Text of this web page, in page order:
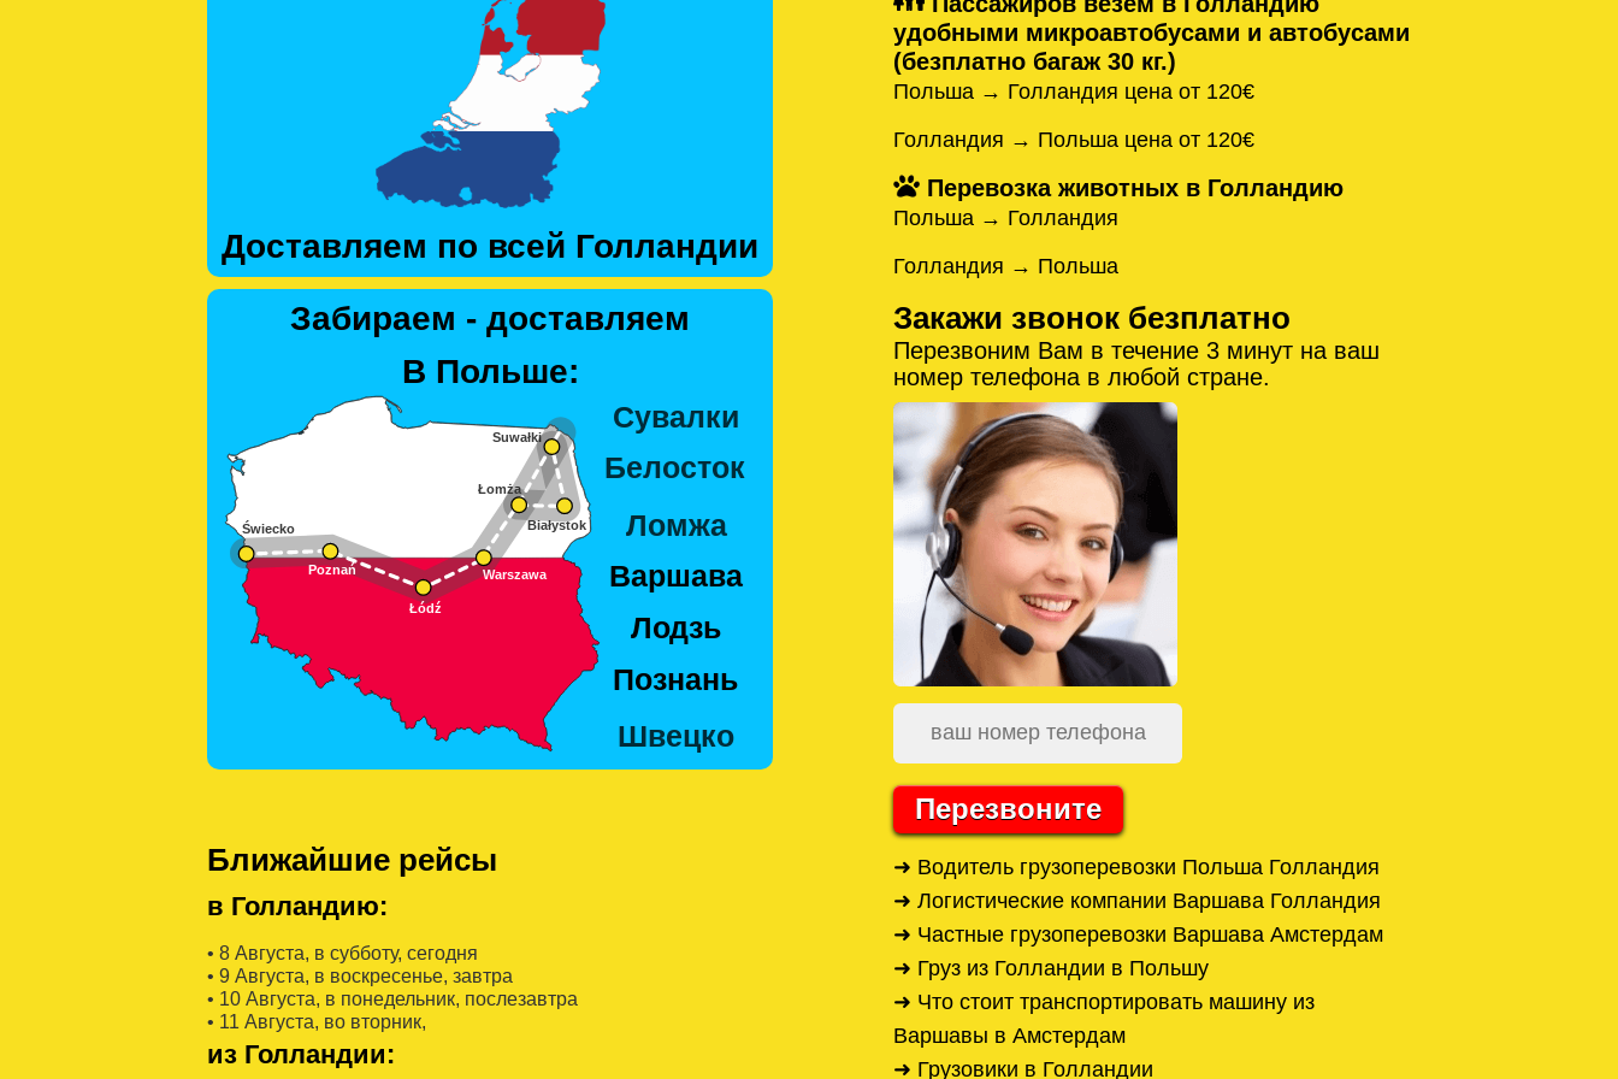
Доставляем по всей Голландии
Забираем - доставляем
В Польше:
Ближайшие рейсы
в Голландию:
• 8 Августa, в субботу, сегодня
• 9 Августa, в воскресенье, завтра
• 10 Августa, в понедельник, послезавтра
• 11 Августa, во вторник,
из Голландии:
удобными микроавтобусами и автобусами
(безплатно багаж 30 кг.)
Польша → Голландия цена от 120€
Голландия → Польша цена от 120€
Перевозка животных в Голландию
Польша → Голландия
Голландия → Польша
Закажи звонок безплатно
Перезвоним Вам в течение 3 минут на ваш
номер телефона в любой стране.
Перезвоните
➜ Водитель грузоперевозки Польша Голландия
➜ Логистические компании Варшава Голландия
➜ Частные грузоперевозки Варшава Амстердам
➜ Груз из Голландии в Польшу
➜ Что стоит транспортировать машину из
Варшавы в Амстердам
➜ Грузовики в Голландии